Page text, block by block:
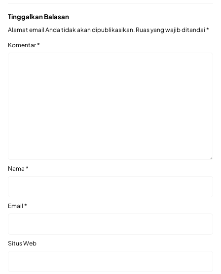
Tinggalkan Balasan
Alamat email Anda tidak akan dipublikasikan. Ruas yang wajib ditandai *
Komentar*
Nama *
Email *
Situs Web